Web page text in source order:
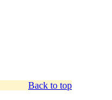
Back to top